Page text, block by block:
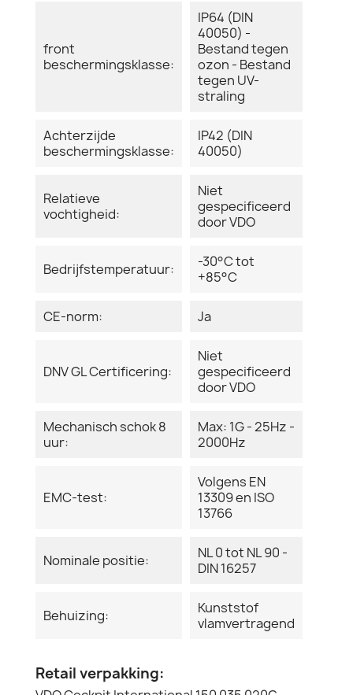
front
beschermingsklasse:
IP64 (DIN
40050) -
Bestand tegen
ozon - Bestand
tegen UV-
straling
Achterzijde
beschermingsklasse:
IP42 (DIN
40050)
Relatieve
vochtigheid:
Niet
gespecificeerd
door VDO
Bedrijfstemperatuur:
-30°C tot
+85°C
CE-norm: Ja
DNV GL Certificering:
Niet
gespecificeerd
door VDO
Mechanisch schok 8
uur:
Max: 1G - 25Hz -
2000Hz
EMC-test:
Volgens EN
13309 en ISO
13766
Nominale positie:
NL 0 tot NL 90 -
DIN 16257
Behuizing:
Kunststof
vlamvertragend
Retail verpakking: